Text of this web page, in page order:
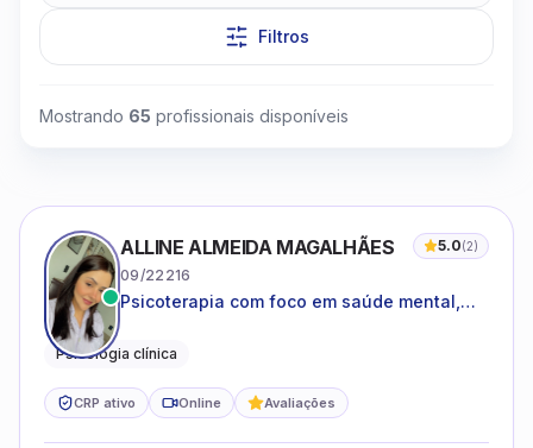
Filtros
Mostrando 65 profissionais disponíveis
ALLINE ALMEIDA MAGALHÃES 5.0(2)
09/22216
Psicoterapia com foco em saúde mental,
adolescentes e adultos.
Psicologia clínica
CRP ativo Online Avaliações